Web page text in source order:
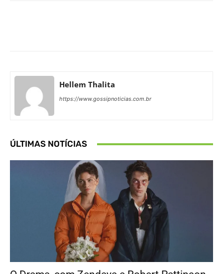
Hellem Thalita
https://www.gossipnoticias.com.br
ÚLTIMAS NOTÍCIAS